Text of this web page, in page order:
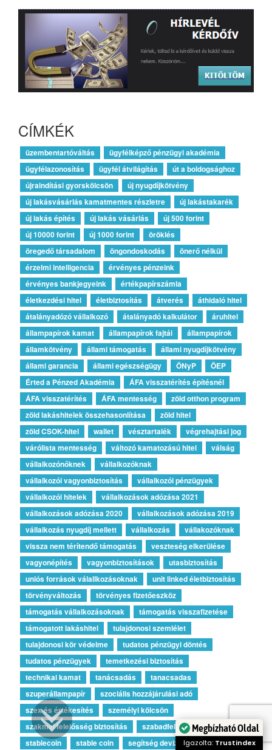
CÍMKÉK
üzembentartóváltás
ügyfélképző pénzügyi akadémia
ügyfélazonosítás
ügyfél átvilágítás
út a boldogsághoz
újraindítási gyorskölcsön
új nyugdíjkötvény
új lakásvásárlás kamatmentes részletre
új lakástakarék
új lakás építés
új lakás vásárlás
új 500 forint
új 10000 forint
új 1000 forint
öröklés
öregedő társadalom
öngondoskodás
önerő nélkül
érzelmi intelligencia
érvényes pénzeink
érvényes bankjegyeink
értékpapírszámla
életkezdési hitel
életbiztosítás átverés
áthidaló hitel
átalányadózó vállalkozó
átalányadó kalkulátor
áruhitel
állampapírok kamat
állampapírok fajtái
állampapírok
államkötvény
állami támogatás
állami nyugdíjkötvény
állami garancia
állami egészségügy ÖNyP
ÖEP
Érted a Pénzed Akadémia
ÁFA visszatérítés építésnél
ÁFA visszatérítés
ÁFA mentesség
zöld otthon program
zöld lakáshitelek összehasonlítása
zöld hitel
zöld CSOK-hitel
wallet vésztartalék
végrehajtási jog
várólista mentesség
változó kamatozású hitel
válság
vállalkozónőknek
vállalkozóknak
vállalkozói vagyonbiztosítás
vállalkozói pénzügyek
vállalkozói hitelek
vállalkozások adózása 2021
vállalkozások adózása 2020
vállalkozások adózása 2019
vállalkozás nyugdíj mellett
vállalkozás
vállakozóknak
vissza nem térítendő támogatás
veszteség elkerülése
vagyonépítés
vagyonbiztosítások
utasbiztosítás
uniós források válallkozásoknak
unit linked életbiztosítás
törvényváltozás
törvényes fizetőeszköz
támogatás vállalkozásoknak
támogatás visszafizetése
támogatott lakáshitel
tulajdonosi szemlélet
tulajdonosi kör védelme
tudatos pénzügyi döntés
tudatos pénzügyek
temetkezési biztosítás
technikai kamat
tanácsadás
tanacsadas
szuperállampapír
szociális hozzájárulási adó
szex és értékesítés
személyi kölcsön
szakmai felelősség biztosítás
szabadfelhasználású hitel
stablecoin
stable coin segítség devizahiteleseknek
Megbízható Oldal
Igazolta: Trustindex